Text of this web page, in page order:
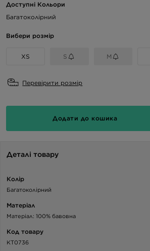
Доступні Кольори
Багатоколірний
Вибери розмір
XS S M
Перевірити розмір
Додати до кошика
Деталі товару
Колір
Багатоколірний
Матеріал
Матеріал: 100% бавовна
Код товару
KT0736